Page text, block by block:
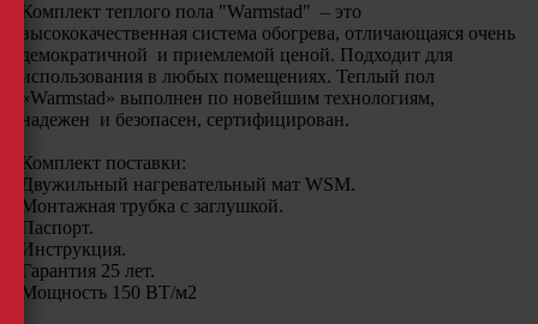
Комплект теплого пола "Warmstad" – это
высококачественная система обогрева, отличающаяся очень
демократичной и приемлемой ценой. Подходит для
использования в любых помещениях. Теплый пол
«Warmstad» выполнен по новейшим технологиям,
надежен и безопасен, сертифицирован.
Комплект поставки:
Двужильный нагревательный мат WSМ.
Монтажная трубка с заглушкой.
Паспорт.
Инструкция.
Гарантия 25 лет.
Мощность 150 ВТ/м2